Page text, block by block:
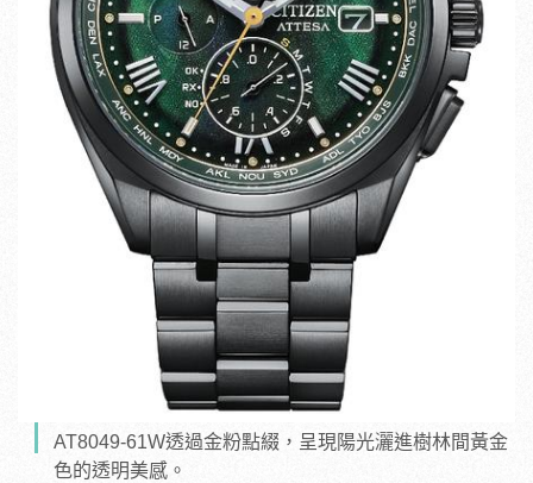
AT8049-61W透過金粉點綴，呈現陽光灑進樹林間黃金
色的透明美感。